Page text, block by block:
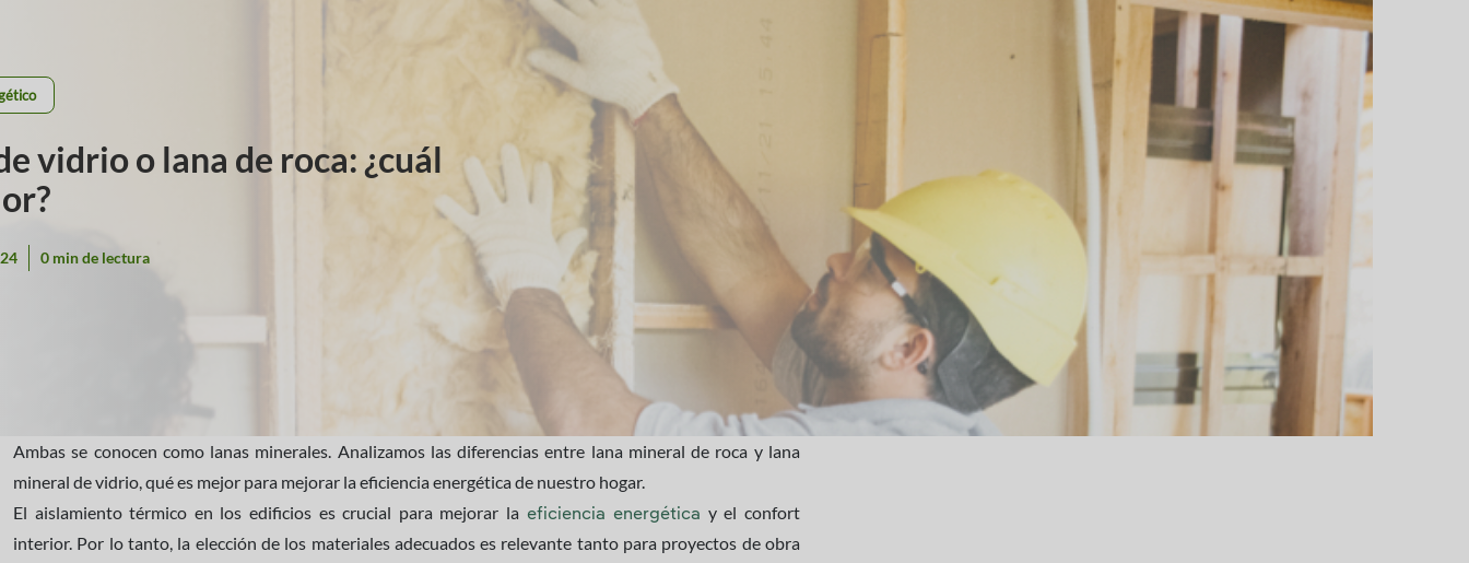
vidrio o lana de roca: ¿cuál
0 min de lectura
Ambas se conocen como lanas minerales. Analizamos las diferencias entre lana mineral de roca y lana
mineral de vidrio, qué es mejor para mejorar la eficiencia energética de nuestro hogar.
El aislamiento térmico en los edificios es crucial para mejorar la eficiencia energética y el confort
interior. Por lo tanto, la elección de los materiales adecuados es relevante tanto para proyectos de obra